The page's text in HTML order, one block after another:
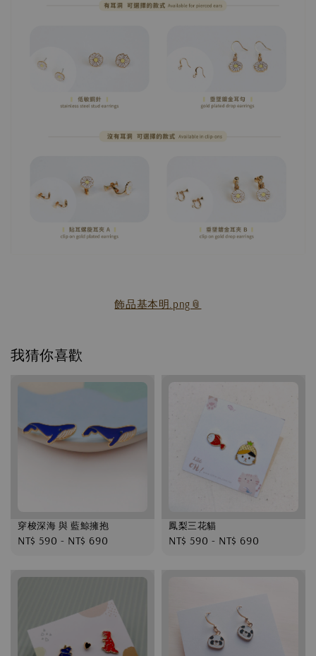
飾品基本明.png
我猜你喜歡
穿梭深海 與 藍鯨擁抱
Regular
NT$ 590 - NT$ 690
鳳梨三花貓
Regular
NT$ 590 - NT$ 690